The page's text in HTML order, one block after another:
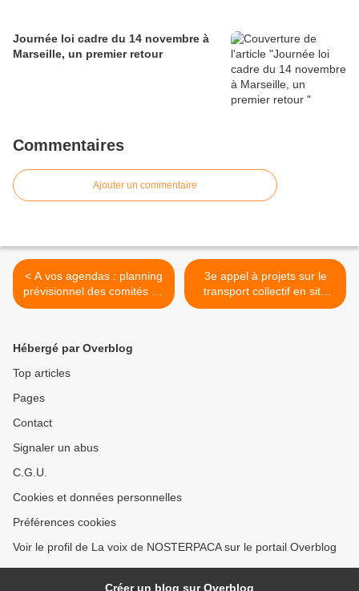
Journée loi cadre du 14 novembre à
Marseille, un premier retour
Commentaires
Ajouter un commentaire
< A vos agendas : planning
prévisionnel des comités de
ligne TER & LER PACA
3e appel à projets sur le
transport collectif en site
propre : MPM s'intéresse
Hébergé par Overblog
Top articles
Pages
Contact
Signaler un abus
C.G.U.
Cookies et données personnelles
Préférences cookies
Voir le profil de La voix de NOSTERPACA sur le portail Overblog
Créer un blog sur Overblog